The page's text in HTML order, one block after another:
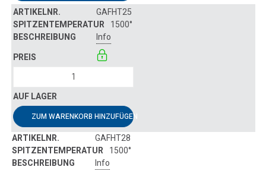
GAFHT25
1500°
Info
ZUM WARENKORB HINZUFÜGEN
GAFHT28
1500°
Info